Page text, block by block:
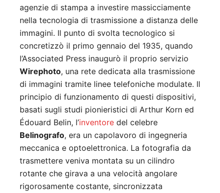
agenzie di stampa a investire massicciamente
nella tecnologia di trasmissione a distanza delle
immagini. Il punto di svolta tecnologico si
concretizzò il primo gennaio del 1935, quando
l’Associated Press inaugurò il proprio servizio
Wirephoto, una rete dedicata alla trasmissione
di immagini tramite linee telefoniche modulate. Il
principio di funzionamento di questi dispositivi,
basati sugli studi pionieristici di Arthur Korn ed
Édouard Belin, l’inventore del celebre
Belinografo, era un capolavoro di ingegneria
meccanica e optoelettronica. La fotografia da
trasmettere veniva montata su un cilindro
rotante che girava a una velocità angolare
rigorosamente costante, sincronizzata